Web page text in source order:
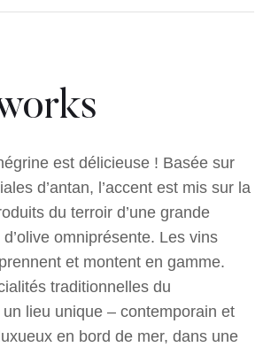
est délicieuse ! Basée sur
d’antan, l’accent est mis sur la
du terroir d’une grande
omniprésente. Les vins
et montent en gamme.
traditionnelles du
lieu unique – contemporain et
en bord de mer, dans une